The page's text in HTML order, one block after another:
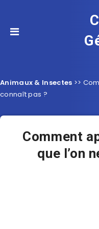
Animaux & Insectes >>
connaît pas ?
Comment
que l’on